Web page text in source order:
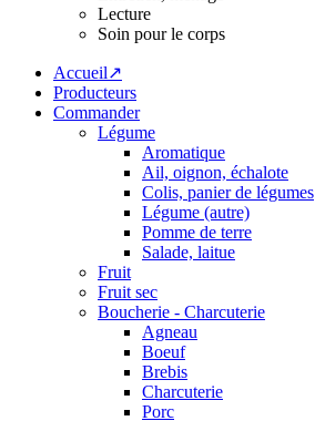
Lecture
Soin pour le corps
Accueil↗
Producteurs
Commander
Légume
Aromatique
Ail, oignon, échalote
Colis, panier de légumes
Légume (autre)
Pomme de terre
Salade, laitue
Fruit
Fruit sec
Boucherie - Charcuterie
Agneau
Boeuf
Brebis
Charcuterie
Porc